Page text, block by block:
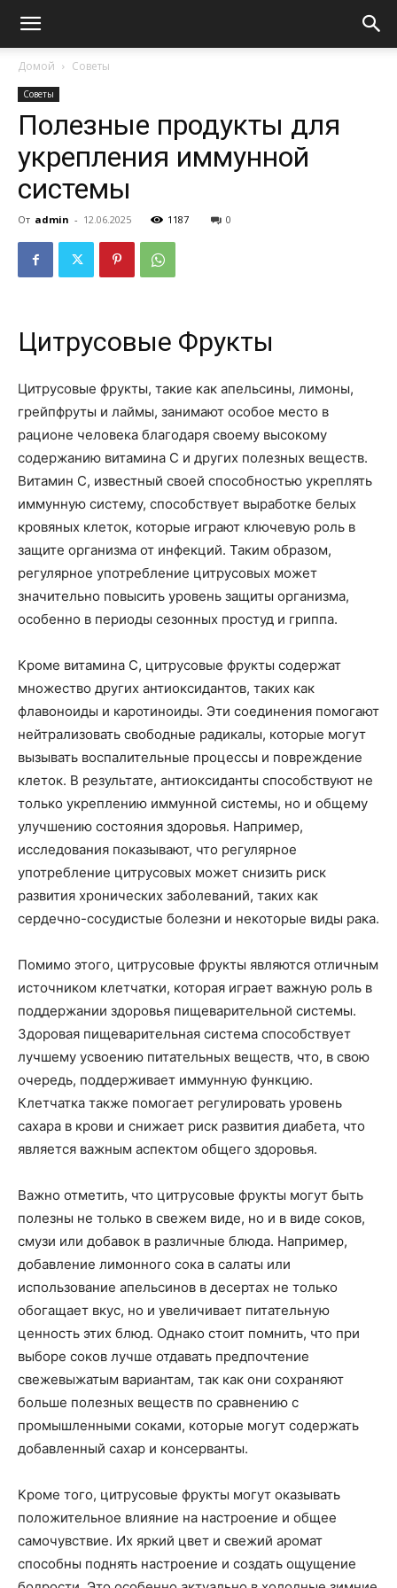
Домой Советы
Советы
Полезные продукты для
укрепления иммунной
системы
От admin - 12.06.2025 1187 0
Цитрусовые Фрукты
Цитрусовые фрукты, такие как апельсины, лимоны,
грейпфруты и лаймы, занимают особое место в
рационе человека благодаря своему высокому
содержанию витамина C и других полезных веществ.
Витамин C, известный своей способностью укреплять
иммунную систему, способствует выработке белых
кровяных клеток, которые играют ключевую роль в
защите организма от инфекций. Таким образом,
регулярное употребление цитрусовых может
значительно повысить уровень защиты организма,
особенно в периоды сезонных простуд и гриппа.
Кроме витамина C, цитрусовые фрукты содержат
множество других антиоксидантов, таких как
флавоноиды и каротиноиды. Эти соединения помогают
нейтрализовать свободные радикалы, которые могут
вызывать воспалительные процессы и повреждение
клеток. В результате, антиоксиданты способствуют не
только укреплению иммунной системы, но и общему
улучшению состояния здоровья. Например,
исследования показывают, что регулярное
употребление цитрусовых может снизить риск
развития хронических заболеваний, таких как
сердечно-сосудистые болезни и некоторые виды рака.
Помимо этого, цитрусовые фрукты являются отличным
источником клетчатки, которая играет важную роль в
поддержании здоровья пищеварительной системы.
Здоровая пищеварительная система способствует
лучшему усвоению питательных веществ, что, в свою
очередь, поддерживает иммунную функцию.
Клетчатка также помогает регулировать уровень
сахара в крови и снижает риск развития диабета, что
является важным аспектом общего здоровья.
Важно отметить, что цитрусовые фрукты могут быть
полезны не только в свежем виде, но и в виде соков,
смузи или добавок в различные блюда. Например,
добавление лимонного сока в салаты или
использование апельсинов в десертах не только
обогащает вкус, но и увеличивает питательную
ценность этих блюд. Однако стоит помнить, что при
выборе соков лучше отдавать предпочтение
свежевыжатым вариантам, так как они сохраняют
больше полезных веществ по сравнению с
промышленными соками, которые могут содержать
добавленный сахар и консерванты.
Кроме того, цитрусовые фрукты могут оказывать
положительное влияние на настроение и общее
самочувствие. Их яркий цвет и свежий аромат
способны поднять настроение и создать ощущение